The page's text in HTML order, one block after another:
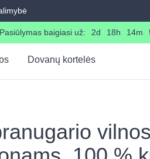
Pasiūlymas baigiasi už: 2d 18h 14m
Dovanų kortelės